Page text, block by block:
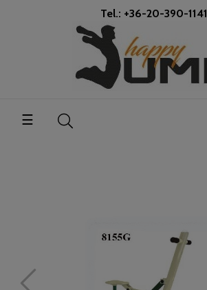
Tel.: +36-20-390-1141
Toggle
navigation
☰